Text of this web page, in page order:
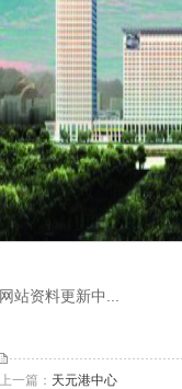
网站资料更新中...
上一篇： 天元港中心